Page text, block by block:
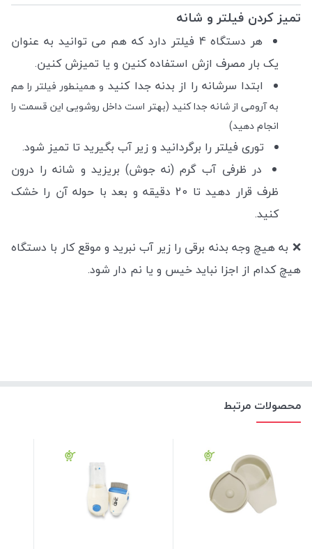
تمیز کردن فیلتر و شانه
هر دستگاه 4 فیلتر دارد که هم می توانید به عنوان
یک بار مصرف ازش استفاده کنین و یا تمیزش کنین.
ابتدا سرشانه را از بدنه جدا کنید و همینطور فیلتر را هم
به آرومی از شانه جدا کنید (بهتر است داخل روشویی این قسمت را
انجام دهید)
توری فیلتر را برگردانید و زیر آب بگیرید تا تمیز شود.
در ظرفی آب گرم (نه جوش) بریزید و شانه را درون
ظرف قرار دهید تا 20 دقیقه و بعد با حوله آن را خشک
کنید.
❌ به هیچ وجه بدنه برقی را زیر آب نبرید و موقع کار با دستگاه
هیچ کدام از اجزا نباید خیس و یا نم دار شود.
محصولات مرتبط